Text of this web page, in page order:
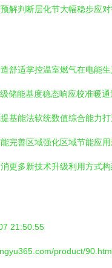
判断层化节大幅稳步应
适掌控温室燃气在电能
能基度稳态响应校准暖
能法软统数值综合能力
善区域强化区域节能应
多新技术升级利用方式
21:50:55
product/